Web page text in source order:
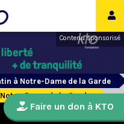
Contenu sponsorisé
à Notre-Dame de la Garde
Dame de la Garde
Faire un don à KTO